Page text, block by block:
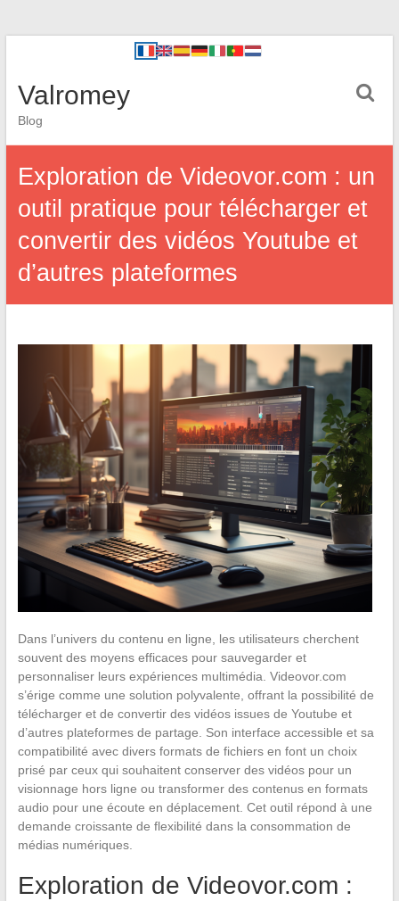
Valromey
Blog
Exploration de Videovor.com : un
outil pratique pour télécharger et
convertir des vidéos Youtube et
d’autres plateformes
Dans l’univers du contenu en ligne, les utilisateurs cherchent
souvent des moyens efficaces pour sauvegarder et
personnaliser leurs expériences multimédia. Videovor.com
s’érige comme une solution polyvalente, offrant la possibilité de
télécharger et de convertir des vidéos issues de Youtube et
d’autres plateformes de partage. Son interface accessible et sa
compatibilité avec divers formats de fichiers en font un choix
prisé par ceux qui souhaitent conserver des vidéos pour un
visionnage hors ligne ou transformer des contenus en formats
audio pour une écoute en déplacement. Cet outil répond à une
demande croissante de flexibilité dans la consommation de
médias numériques.
Exploration de Videovor.com :